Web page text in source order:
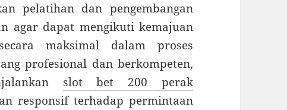
pelatihan dan pengembangan
agar dapat mengikuti kemajuan
maksimal dalam proses
profesional dan berkompeten,
slot bet 200 perak
responsif terhadap permintaan